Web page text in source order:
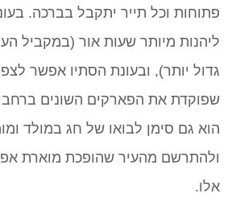
פתוחות וכל תייר יתקבל בברכה.
ליהנות מיותר שעות אור (במקביל
גדול יותר), ובעונת הסתיו אפשר
שפוקדת את הפארקים השונים
הוא גם סימן לבואו של חג במולד
ולהתרשם מהעיר שהופכת מוארת
אלו.